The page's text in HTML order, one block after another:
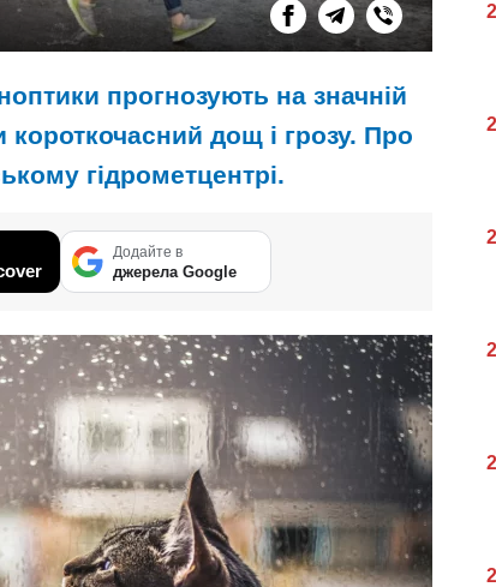
прогнозують на значній
короткочасний дощ і грозу. Про
гідрометцентрі.
Додайте в
джерела Google